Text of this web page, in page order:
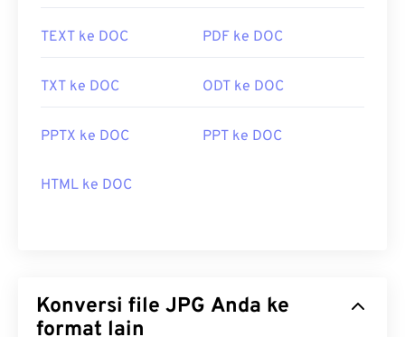
JPEG, gunakan alat
Pengubah Ukuran Gambar
Dikembangkan oleh:
Joint Photographic Experts
Rilis Awal:18 September 1992
Alat JPG Terkait:
TEXT ke DOC PDF ke DOC
TXT ke DOC ODT ke DOC
PPTX ke DOC PPT ke DOC
HTML ke DOC
Konversi file JPG Anda ke
format lain